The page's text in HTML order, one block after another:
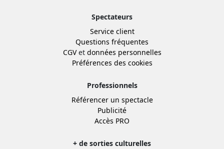
Spectateurs
Service client
Questions fréquentes
CGVet données personnelles
Préférences des cookies
Professionnels
Référencer un spectacle
Publicité
Accès PRO
+ de sorties culturelles